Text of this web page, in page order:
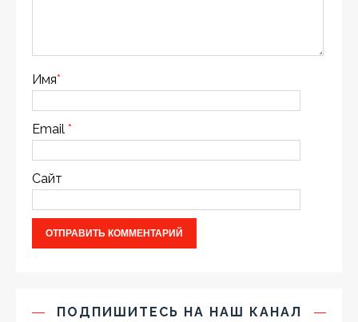
Имя*
Email *
Сайт
ПОДПИШИТЕСЬ НА НАШ КАНАЛ